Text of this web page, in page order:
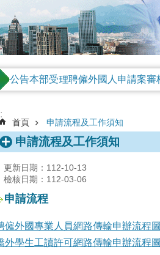
首頁 申請流程及工作須知
申請流程及工作須知
更新日期：112-10-13
檢核日期：112-03-06
申請流程
僱外國專業人員網路傳輸申辦流程圖
外學生工讀許可網路傳輸申辦流程圖